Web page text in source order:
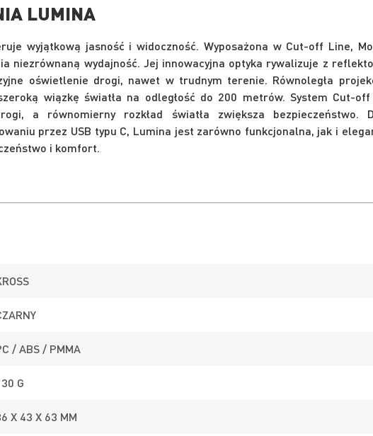
LUMINA
wyjątkową jasność i widoczność. Wyposażona w Cut-off Line,
niezrównaną wydajność. Jej innowacyjna optyka rywalizuje z
oświetlenie drogi, nawet w trudnym terenie. Równoległa
wiązkę światła na odległość do 200 metrów. System Cut-
a równomierny rozkład światła zwiększa bezpieczeństwo.
przez USB typu C, Lumina jest zarówno funkcjonalna, jak i
i komfort.
/ ABS / PMMA
G
X 43 X 63 MM